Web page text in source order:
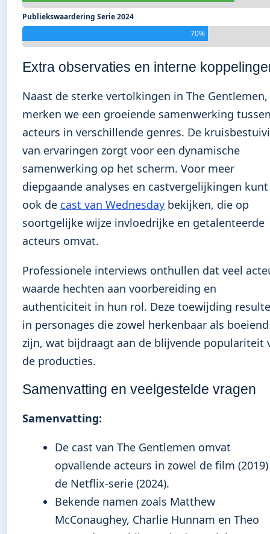
Publiekswaardering Serie 2024
70%
Extra observaties en interne
Naast de sterke vertolkingen in The Gentlemen,
merken we een groeiende samenwerking
acteurs in verschillende genres. De
van ervaringen zorgt voor een dynamische
samenwerking op het scherm. Voor meer
diepgaande analyses en castvergelijkingen
ook de cast van Wednesday bekijken, die op
soortgelijke wijze invloedrijke en getalenteerde
acteurs omvat.
Professionele interviews onthullen dat veel
waarde hechten aan voorbereiding en
authenticiteit in hun rol. Deze toewijding
in personages die zowel herkenbaar als boeiend
zijn, wat bijdraagt aan de blijvende populariteit
de producties.
Samenvatting en veelgestelde vragen
Samenvatting:
De cast van The Gentlemen omvat
opvallende acteurs in zowel de film
de Netflix-serie (2024).
Bekende namen zoals Matthew
McConaughey, Charlie Hunnam en Theo